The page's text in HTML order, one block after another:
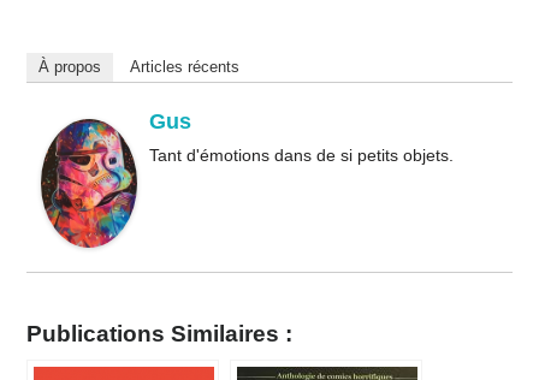
À propos Articles récents
Gus
Tant d'émotions dans de si petits objets.
Publications Similaires :